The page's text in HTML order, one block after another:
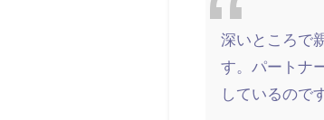
深いところで
す。パートナ
しているので